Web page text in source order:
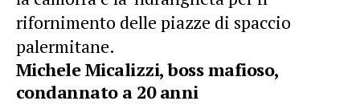
rifornimento delle piazze di spaccio
palermitane.
Michele Micalizzi, boss mafioso,
condannato a 20 anni